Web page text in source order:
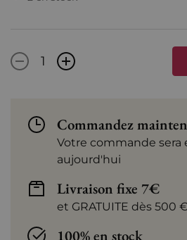
- +
Commandez
Votre commande sera
aujourd'hui
Livraison fixe 7€
et GRATUITE dès 500
100% en stock